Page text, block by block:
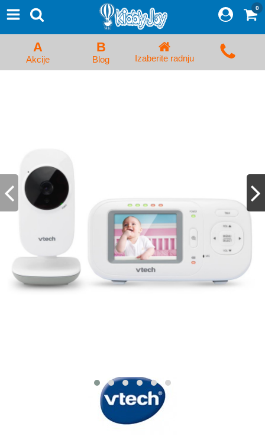
Proizvodi
Početna Prijava/Registracija
Kolica za bebe i dečija kolica
Kadice, noše i adapteri
Hranilice, flašice i cucle
Posteljine, vrećice i baldahini
Odeća i obuća
0
A
Akcije
B
Blog Izaberite radnju